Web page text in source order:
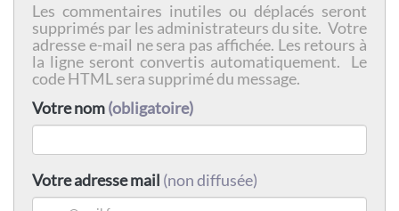
Les commentaires inutiles ou déplacés seront
supprimés par les administrateurs du site. Votre
adresse e-mail ne sera pas affichée. Les retours à
la ligne seront convertis automatiquement. Le
code HTML sera supprimé du message.
Votre nom(obligatoire)
Votre adresse mail (non diffusée)